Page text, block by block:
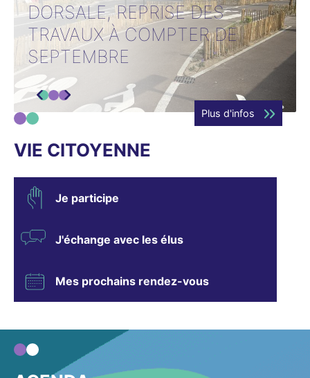
DORSALE, REPRISE DES
TRAVAUX À COMPTER DE
SEPTEMBRE
Slide précédente
Prochaine slide
Plus d'infos
VIE CITOYENNE
Je participe
J'échange avec les élus
Mes prochains rendez-vous